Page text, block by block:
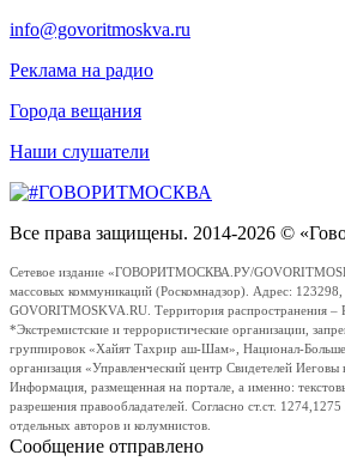
info@govoritmoskva.ru
Реклама на радио
Города вещания
Наши слушатели
Все права защищены. 2014-2026 ©
Сетевое издание «ГОВОРИТМОСКВА.РУ/
массовых коммуникаций (Роскомнадзор). Адрес:
GOVORITMOSKVA.RU. Территория распространения
*Экстремистские и террористические организации,
группировок «Хайят Тахрир аш-Шам», Национал-
организация «Управленческий центр Свидетелей
Информация, размещенная на портале, а именно:
разрешения правообладателей. Согласно ст.ст.
отдельных авторов и колумнистов.
Сообщение отправлено